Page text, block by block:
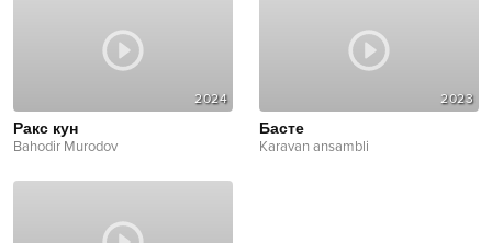
2024
Ракс кун
Bahodir Murodov
2023
Басте
Karavan ansambli